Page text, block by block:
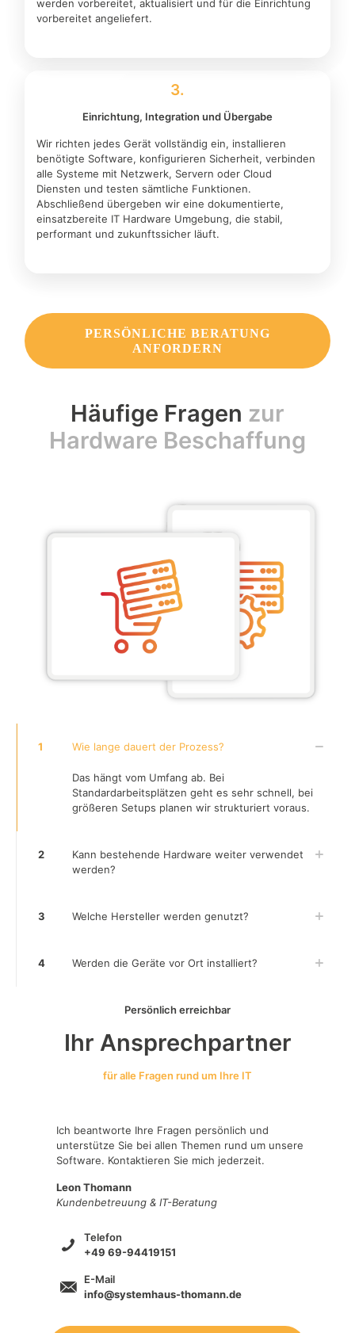
werden vorbereitet, aktualisiert und für die Einrichtung
vorbereitet angeliefert.
3.
Einrichtung, Integration und Übergabe
Wir richten jedes Gerät vollständig ein, installieren
benötigte Software, konfigurieren Sicherheit, verbinden
alle Systeme mit Netzwerk, Servern oder Cloud
Diensten und testen sämtliche Funktionen.
Abschließend übergeben wir eine dokumentierte,
einsatzbereite IT Hardware Umgebung, die stabil,
performant und zukunftssicher läuft.
PERSÖNLICHE BERATUNG
ANFORDERN
Häufige Fragen zur
Hardware Beschaffung
1 Wie lange dauert der Prozess?
Das hängt vom Umfang ab. Bei
Standardarbeitsplätzen geht es sehr schnell, bei
größeren Setups planen wir strukturiert voraus.
2
Kann bestehende Hardware weiter verwendet
werden?
3 Welche Hersteller werden genutzt?
4 Werden die Geräte vor Ort installiert?
Persönlich erreichbar
Ihr Ansprechpartner
für alle Fragen rund um Ihre IT
Ich beantworte Ihre Fragen persönlich und
unterstütze Sie bei allen Themen rund um unsere
Software. Kontaktieren Sie mich jederzeit.
Leon Thomann
Kundenbetreuung & IT-Beratung
Telefon
+49 69-94419151
E-Mail
info@systemhaus-thomann.de